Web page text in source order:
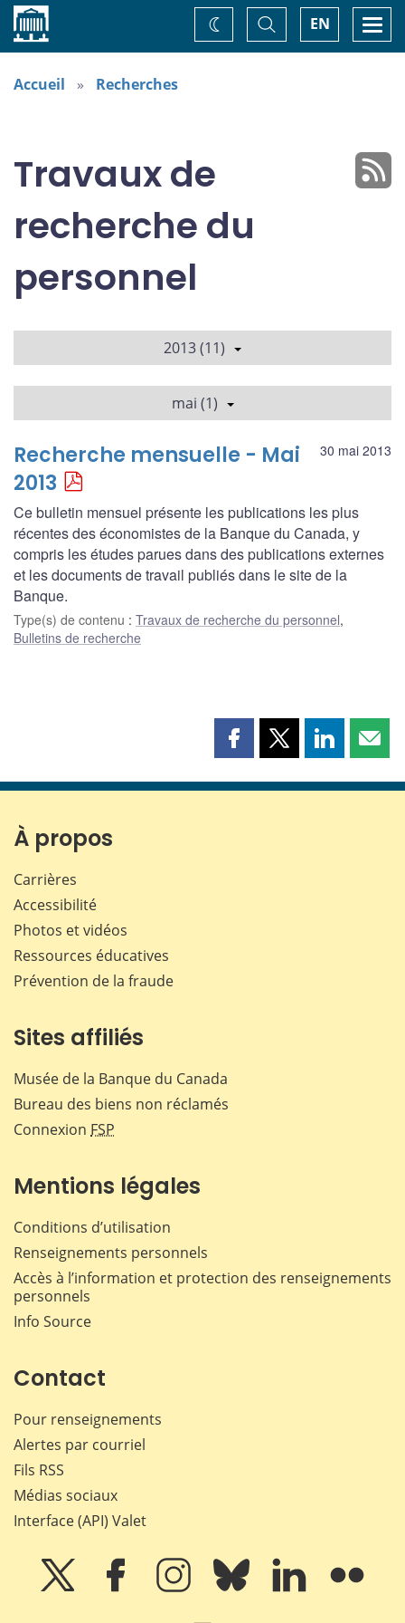
Accueil EN
Basculer
la
recherche
Changez
de
Accueil Recherches
Travaux de
recherche du
personnel
2013 (11)
mai (1)
30 mai 2013
Recherche mensuelle - Mai
2013
Ce bulletin mensuel présente les publications les plus
récentes des économistes de la Banque du Canada, y
compris les études parues dans des publications externes
et les documents de travail publiés dans le site de la
Banque.
Type(s) de contenu : Travaux de recherche du personnel,
Bulletins de recherche
Partager
page
Partager
page
Partager
page page
À propos
Carrières
Accessibilité
Photos et vidéos
Ressources éducatives
Prévention de la fraude
Sites affiliés
Musée de la Banque du Canada
Bureau des biens non réclamés
Connexion FSP
Mentions légales
Conditions d’utilisation
Renseignements personnels
Accès à l’information et protection des renseignements
personnels
Info Source
Contact
Pour renseignements
Alertes par courriel
Fils RSS
Médias sociaux
Interface (API) Valet